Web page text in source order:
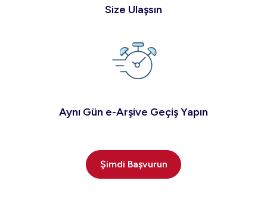
Size Ulaşsın
Aynı Gün e-Arşive Geçiş Yapın
Şimdi Başvurun